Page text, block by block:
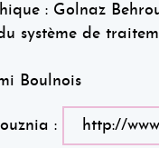
: Golnaz
système de
Boulnois
: http://